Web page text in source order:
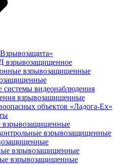
взрывозащищенное
взрывозащищенные
видеонаблюдения
взрывозащищенные
объектов «Ладога-Ex»
взрывозащищенные
взрывозащищенные
взрывозащищенные
взрывозащищенные